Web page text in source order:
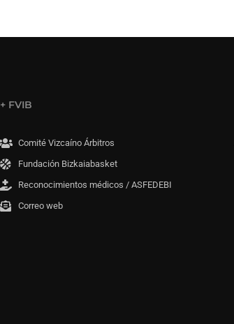
+ FVIB
Comité Vizcaíno Árbitros
Fundación Bizkaiabasket
Reconocimientos médicos / ASFEDEBI
Correo web